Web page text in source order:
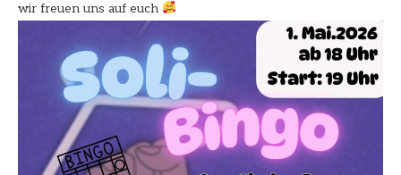
wir freuen uns auf euch